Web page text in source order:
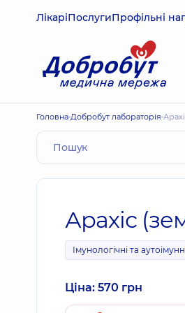
ЛікаріПослугиПрофільні
Головна Добробут лабораторія
Арахіс
Імунологічні та
Ціна: 570 грн